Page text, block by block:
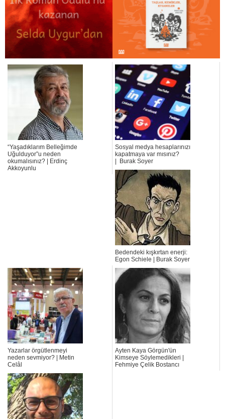
“Yaşadıklarım Belleğimde
Uğulduyor”u neden
okumalısınız? | Erdinç
Akkoyunlu
Sosyal medya hesaplarınızı
kapatmaya var mısınız?
| Burak Soyer
Bedendeki kışkırtan enerji:
Egon Schiele | Burak Soyer
Yazarlar örgütlenmeyi
neden sevmiyor? | Metin
Celâl
Ayten Kaya Görgün'ün
Kimseye Söylemedikleri |
Fehmiye Çelik Bostancı